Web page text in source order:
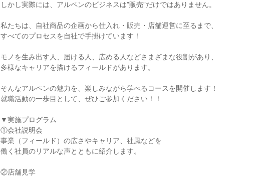
しかし実際には、アルペンのビジネスは”販売”だけではありません。
私たちは、自社商品の企画から仕入れ・販売・店舗運営に至るまで、
すべてのプロセスを自社で手掛けています！
モノを生み出す人、届ける人、広める人などさまざまな役割があり、
多様なキャリアを描けるフィールドがあります。
そんなアルペンの魅力を、楽しみながら学べるコースを開催します！
就職活動の一歩目として、ぜひご参加ください！！
▼実施プログラム
①会社説明会
事業（フィールド）の広さやキャリア、社風などを
働く社員のリアルな声とともに紹介します。
②店舗見学